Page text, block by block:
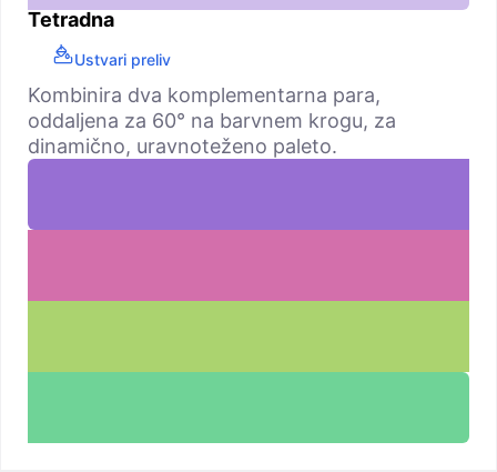
Tetradna
Ustvari preliv
Kombinira dva komplementarna para,
oddaljena za 60° na barvnem krogu, za
dinamično, uravnoteženo paleto.